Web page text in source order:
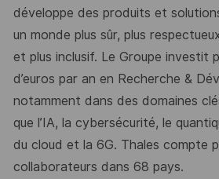
développe des produits et
un monde plus sûr, plus
et plus inclusif. Le Groupe investit
d’euros par an en Recherche &
notamment dans des domaines
que l’IA, la cybersécurité, le
du cloud et la 6G. Thales compte
collaborateurs dans 68 pays.